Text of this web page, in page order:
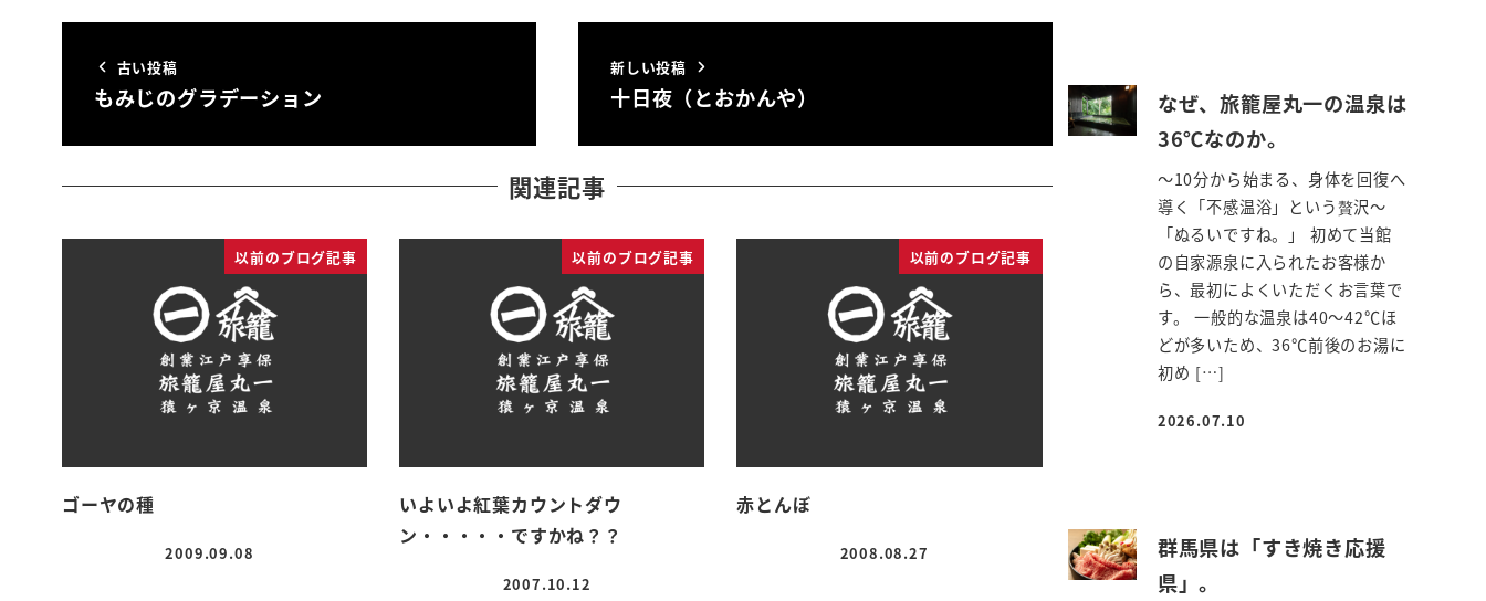
古い投稿
もみじのグラデーション
新しい投稿
十日夜（とおかんや）
関連記事
以前のブログ記事
ゴーヤの種
投稿日
2009.09.08
以前のブログ記事
いよいよ紅葉カウントダウ
ン・・・・・ですかね？？
投稿日
2007.10.12
以前のブログ記事
赤とんぼ
投稿日
2008.08.27
なぜ、旅籠屋丸一の温泉は
36℃なのか。
～10分から始まる、身体を回復へ
導く「不感温浴」という贅沢～
「ぬるいですね。」 初めて当館
の自家源泉に入られたお客様か
ら、最初によくいただくお言葉で
す。 一般的な温泉は40～42℃ほ
どが多いため、36℃前後のお湯に
初め […]
投稿日
2026.07.10
群馬県は「すき焼き応援
県」。